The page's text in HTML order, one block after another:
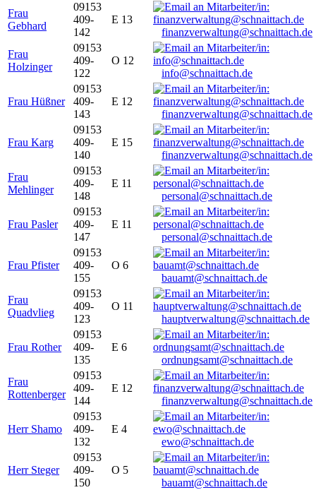
Frau
Gebhard
09153
409-
142
E 13
finanzverwaltung@schnaittach.de
Frau
Holzinger
09153
409-
122
O 12
info@schnaittach.de
Frau Hüßner
09153
409-
143
E 12
finanzverwaltung@schnaittach.de
Frau Karg
09153
409-
140
E 15
finanzverwaltung@schnaittach.de
Frau
Mehlinger
09153
409-
148
E 11
personal@schnaittach.de
Frau Pasler
09153
409-
147
E 11
personal@schnaittach.de
Frau Pfister
09153
409-
155
O 6
bauamt@schnaittach.de
Frau
Quadvlieg
09153
409-
123
O 11
hauptverwaltung@schnaittach.de
Frau Rother
09153
409-
135
E 6
ordnungsamt@schnaittach.de
Frau
Rottenberger
09153
409-
144
E 12
finanzverwaltung@schnaittach.de
Herr Shamo
09153
409-
132
E 4
ewo@schnaittach.de
Herr Steger
09153
409-
150
O 5
bauamt@schnaittach.de